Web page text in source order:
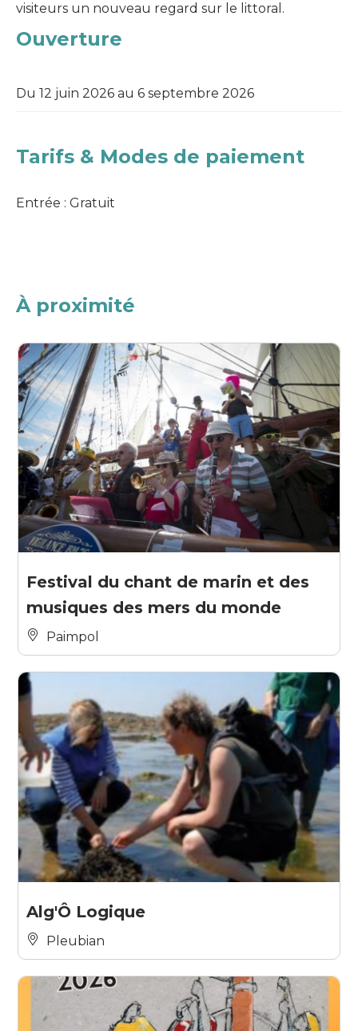
visiteurs un nouveau regard sur le littoral.
Ouverture
Du 12 juin 2026 au 6 septembre 2026
Tarifs & Modes de paiement
Entrée : Gratuit
À proximité
Festival du chant de marin et des
musiques des mers du monde
Paimpol
Alg'Ô Logique
Pleubian